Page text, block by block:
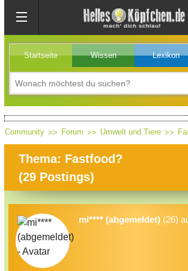
Startseite Wissen Lexikon
Community Forum Umwelt und Tiere
Thema: Fastfood?
(29 Postings)
mi**** (abgemeldet) (26)